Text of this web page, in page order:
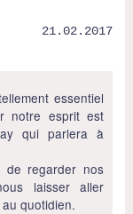
21.02.2017
essentiel
notre esprit est
qui parlera à
de regarder nos
laisser aller
quotidien.